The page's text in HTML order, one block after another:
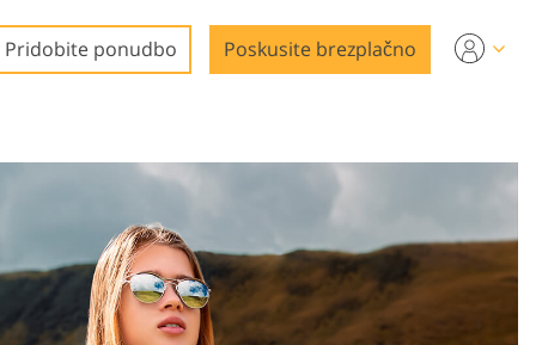
Pridobite ponudbo Poskusite brezplačno